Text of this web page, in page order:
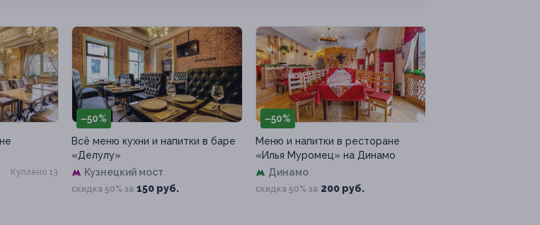
Куплено 13
–50%
Всё меню кухни и напитки в баре
«Делулу»
Кузнецкий мост
скидка 50% за 150 руб.
–50%
Меню и напитки в ресторане
«Илья Муромец» на Динамо
Динамо
скидка 50% за 200 руб.